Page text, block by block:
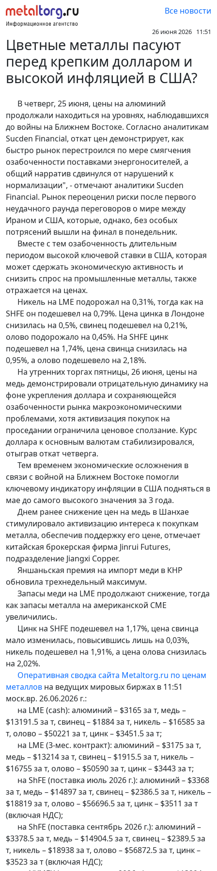
Все новости
26 июня 2026 11:51
Цветные металлы пасуют
перед крепким долларом и
высокой инфляцией в США?
В четверг, 25 июня, цены на алюминий
продолжали находиться на уровнях, наблюдавшихся
до войны на Ближнем Востоке. Согласно аналитикам
Sucden Financial, откат цен демонстрирует, как
быстро рынок перестроился по мере смягчения
озабоченности поставками энергоносителей, а
общий нарратив сдвинулся от нарушений к
нормализации", - отмечают аналитики Sucden
Financial. Рынок переоценил риски после первого
неудачного раунда переговоров о мире между
Ираном и США, которые, однако, без особых
потрясений вышли на финал в понедельник.
Вместе с тем озабоченность длительным
периодом высокой ключевой ставки в США, которая
может сдержать экономическую активность и
снизить спрос на промышленные металлы, также
отражается на ценах.
Никель на LME подорожал на 0,31%, тогда как на
SHFE он подешевел на 0,79%. Цена цинка в Лондоне
снизилась на 0,5%, свинец подешевел на 0,21%,
олово подорожало на 0,45%. На SHFE цинк
подешевел на 1,74%, цена свинца снизилась на
0,95%, а олово подешевело на 2,18%.
На утренних торгах пятницы, 26 июня, цены на
медь демонстрировали отрицательную динамику на
фоне укрепления доллара и сохраняющейся
озабоченности рынка макроэкономическими
проблемами, хотя активизация покупок на
проседании ограничила ценовое сползание. Курс
доллара к основным валютам стабилизировался,
отыграв откат четверга.
Тем временем экономические осложнения в
связи с войной на Ближнем Востоке помогли
ключевому индикатору инфляции в США подняться в
мае до самого высокого значения за 3 года.
Днем ранее снижение цен на медь в Шанхае
стимулировало активизацию интереса к покупкам
металла, обеспечив поддержку его цене, отмечает
китайская брокерская фирма Jinrui Futures,
подразделение Jiangxi Copper.
Яншаньская премия на импорт меди в КНР
обновила трехнедельный максимум.
Запасы меди на LME продолжают снижение, тогда
как запасы металла на американской CME
увеличились.
Цинк на SHFE подешевел на 1,17%, цена свинца
мало изменилась, повысившись лишь на 0,03%,
никель подешевел на 1,91%, а цена олова снизилась
на 2,02%.
Оперативная сводка сайта Metaltorg.ru по ценам
металлов на ведущих мировых биржах в 11:51
моск.вр. 26.06.2026 г.:
на LME (cash): алюминий – $3165 за т, медь –
$13191.5 за т, свинец – $1884 за т, никель – $16585 за
т, олово – $50221 за т, цинк – $3451.5 за т;
на LME (3-мес. контракт): алюминий – $3175 за т,
медь – $13214 за т, свинец – $1915.5 за т, никель –
$16755 за т, олово – $50590 за т, цинк – $3443 за т;
на ShFE (поставка июль 2026 г.): алюминий – $3368
за т, медь – $14897 за т, свинец – $2386.5 за т, никель –
$18819 за т, олово – $56696.5 за т, цинк – $3511 за т
(включая НДС);
на ShFE (поставка сентябрь 2026 г.): алюминий –
$3378.5 за т, медь – $14904.5 за т, свинец – $2389.5 за
т, никель – $18938 за т, олово – $56872.5 за т, цинк –
$3523 за т (включая НДС);